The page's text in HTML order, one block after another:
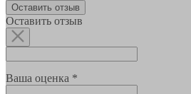
Оставить отзыв
Оставить отзыв
Ваша оценка *